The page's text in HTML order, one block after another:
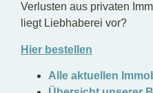
Verlusten aus privaten
liegt Liebhaberei vor?
Hier bestellen
Alle aktuellen